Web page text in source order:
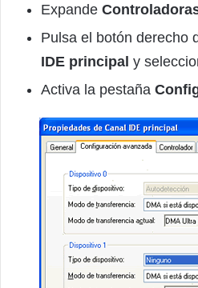
Expande
Pulsa el botón derecho
IDE principal y
Activa la pestaña